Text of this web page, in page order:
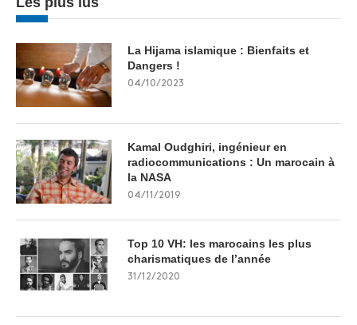
La Hijama islamique : Bienfaits et
Dangers !
04/10/2023
Kamal Oudghiri, ingénieur en
radiocommunications : Un marocain à
la NASA
04/11/2019
Top 10 VH: les marocains les plus
charismatiques de l’année
31/12/2020